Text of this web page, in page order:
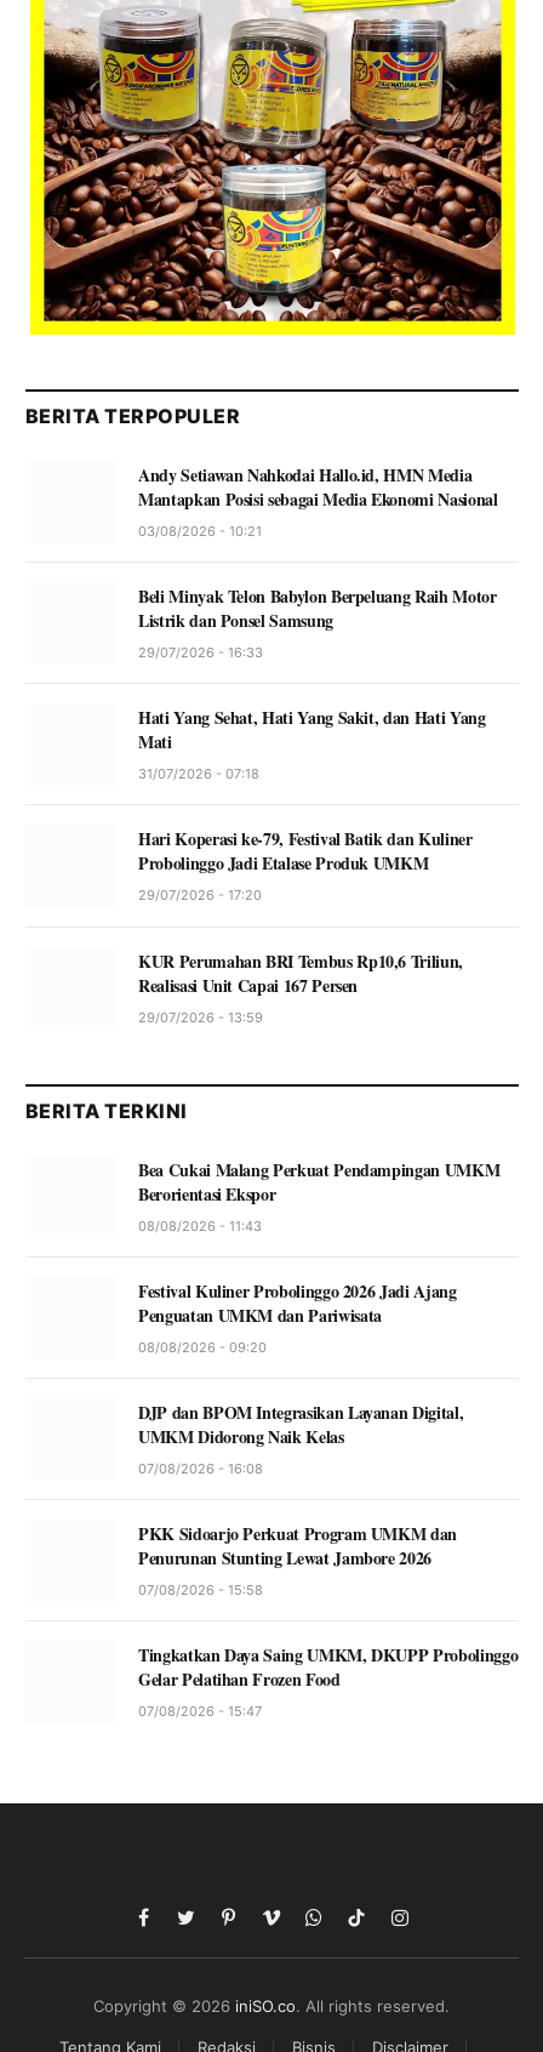
BERITA TERPOPULER
Andy Setiawan Nahkodai Hallo.id, HMN Media
Mantapkan Posisi sebagai Media Ekonomi Nasional
03/08/2026 - 10:21
Beli Minyak Telon Babylon Berpeluang Raih Motor
Listrik dan Ponsel Samsung
29/07/2026 - 16:33
Hati Yang Sehat, Hati Yang Sakit, dan Hati Yang
Mati
31/07/2026 - 07:18
Hari Koperasi ke-79, Festival Batik dan Kuliner
Probolinggo Jadi Etalase Produk UMKM
29/07/2026 - 17:20
KUR Perumahan BRI Tembus Rp10,6 Triliun,
Realisasi Unit Capai 167 Persen
29/07/2026 - 13:59
BERITA TERKINI
Bea Cukai Malang Perkuat Pendampingan UMKM
Berorientasi Ekspor
08/08/2026 - 11:43
Festival Kuliner Probolinggo 2026 Jadi Ajang
Penguatan UMKM dan Pariwisata
08/08/2026 - 09:20
DJP dan BPOM Integrasikan Layanan Digital,
UMKM Didorong Naik Kelas
07/08/2026 - 16:08
PKK Sidoarjo Perkuat Program UMKM dan
Penurunan Stunting Lewat Jambore 2026
07/08/2026 - 15:58
Tingkatkan Daya Saing UMKM, DKUPP Probolinggo
Gelar Pelatihan Frozen Food
07/08/2026 - 15:47
Facebook
TwitterPinterestVimeoWhatsApp
TikTokInstagram
Copyright © 2026 iniSO.co. All rights reserved.
Tentang Kami Redaksi Bisnis Disclaimer